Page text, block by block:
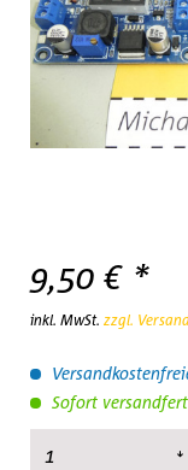
9,50 € *
inkl. MwSt. zzgl.
Sofort